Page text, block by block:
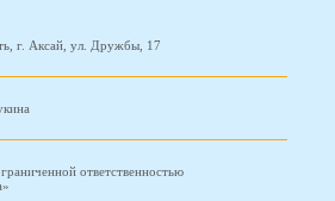
г. Аксай, ул. Дружбы, 17
ответственностью